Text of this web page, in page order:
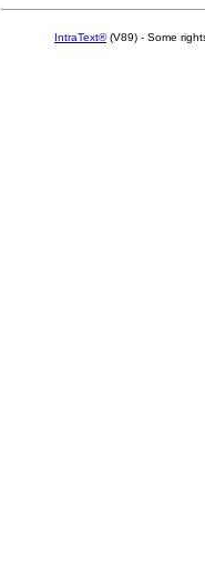
IntraText®(V89) - Some